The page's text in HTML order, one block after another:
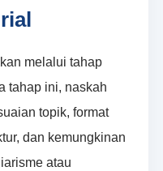
melalui tahap
tahap ini, naskah
topik, format
dan kemungkinan
atau